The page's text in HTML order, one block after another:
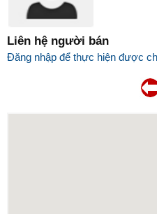
Liên hệ người bán
Đăng nhập để thực hiện được